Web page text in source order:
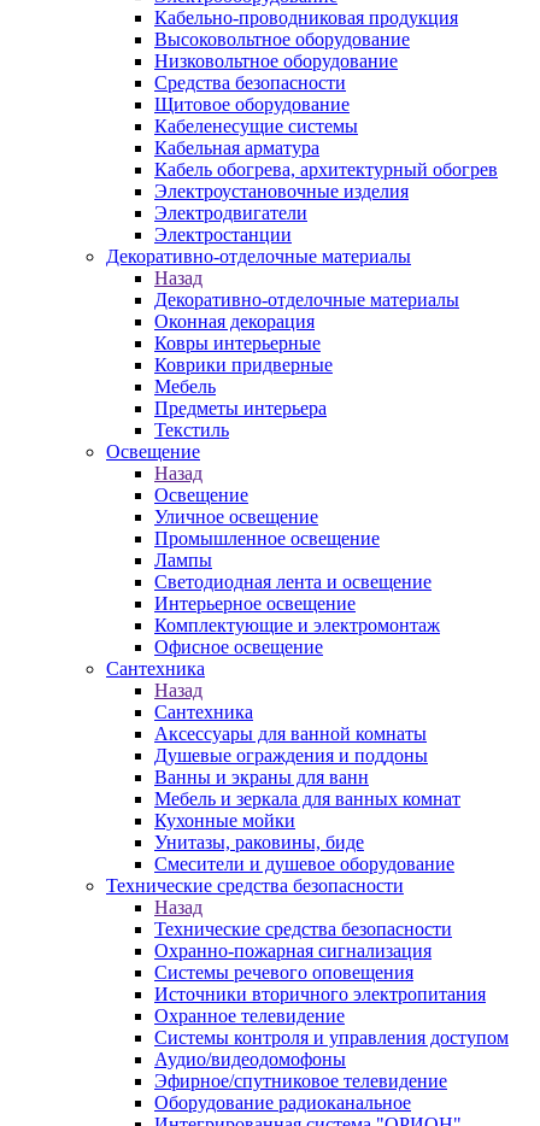
Кабельно-проводниковая продукция
Высоковольтное оборудование
Низковольтное оборудование
Средства безопасности
Щитовое оборудование
Кабеленесущие системы
Кабельная арматура
Кабель обогрева, архитектурный обогрев
Электроустановочные изделия
Электродвигатели
Электростанции
Декоративно-отделочные материалы
Назад
Декоративно-отделочные материалы
Оконная декорация
Ковры интерьерные
Коврики придверные
Мебель
Предметы интерьера
Текстиль
Освещение
Назад
Освещение
Уличное освещение
Промышленное освещение
Лампы
Светодиодная лента и освещение
Интерьерное освещение
Комплектующие и электромонтаж
Офисное освещение
Сантехника
Назад
Сантехника
Аксессуары для ванной комнаты
Душевые ограждения и поддоны
Ванны и экраны для ванн
Мебель и зеркала для ванных комнат
Кухонные мойки
Унитазы, раковины, биде
Смесители и душевое оборудование
Технические средства безопасности
Назад
Технические средства безопасности
Охранно-пожарная сигнализация
Системы речевого оповещения
Источники вторичного электропитания
Охранное телевидение
Системы контроля и управления доступом
Аудио/видеодомофоны
Эфирное/спутниковое телевидение
Оборудование радиоканальное